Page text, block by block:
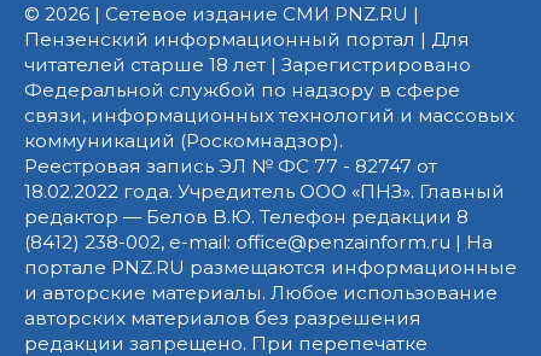
© 2026 | Сетевое издание СМИ PNZ.RU |
Пензенский информационный портал | Для
читателей старше 18 лет | Зарегистрировано
Федеральной службой по надзору в сфере
связи, информационных технологий и массовых
коммуникаций (Роскомнадзор).
Реестровая запись ЭЛ № ФС 77 - 82747 от
18.02.2022 года. Учредитель ООО «ПНЗ». Главный
редактор — Белов В.Ю. Телефон редакции 8
(8412) 238-002, e-mail: office@penzainform.ru | На
портале PNZ.RU размещаются информационные
и авторские материалы. Любое использование
авторских материалов без разрешения
редакции запрещено. При перепечатке